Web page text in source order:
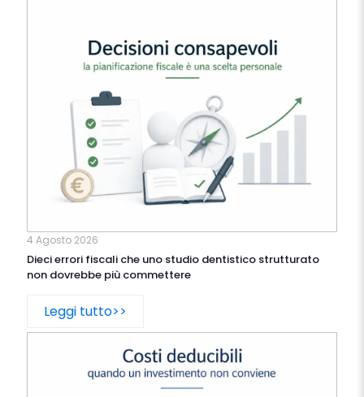
4 Agosto 2026
Dieci errori fiscali che uno studio dentistico strutturato
non dovrebbe più commettere
Leggi tutto>>